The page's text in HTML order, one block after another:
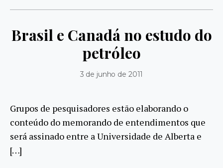
Brasil e Canadá no estudo do
petróleo
3 de junho de 2011
Grupos de pesquisadores estão elaborando o
conteúdo do memorando de entendimentos que
será assinado entre a Universidade de Alberta e
[…]